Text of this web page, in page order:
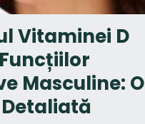
Vitaminei D
Masculine: O